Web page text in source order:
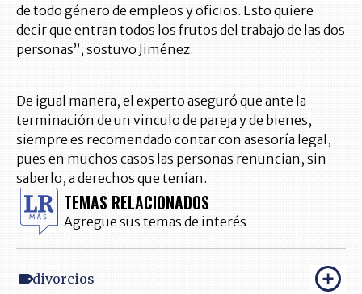
de todo género de empleos y oficios. Esto quiere
decir que entran todos los frutos del trabajo de las dos
personas”, sostuvo Jiménez.
De igual manera, el experto aseguró que ante la
terminación de un vinculo de pareja y de bienes,
siempre es recomendado contar con asesoría legal,
pues en muchos casos las personas renuncian, sin
saberlo, a derechos que tenían.
TEMAS RELACIONADOS
Agregue sus temas de interés
divorcios